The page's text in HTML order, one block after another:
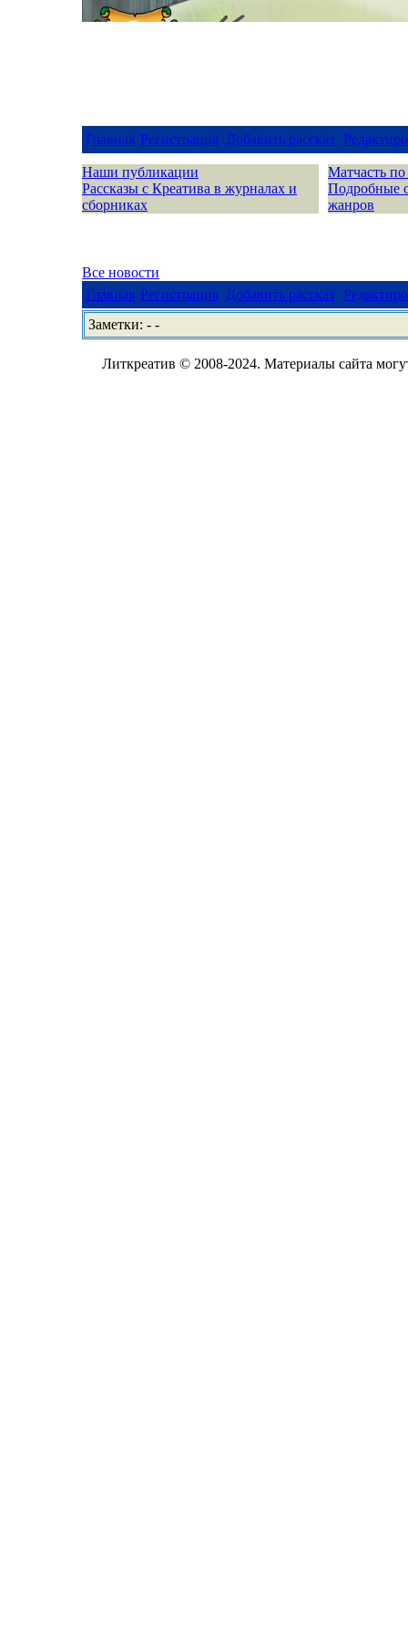
Главная Регистрация Добавить рассказ
Наши публикации
Рассказы с Креатива в журналах и
сборниках
Матчасть
Подробные
жанров
Все новости
Главная Регистрация Добавить рассказ
Заметки: - -
Литкреатив © 2008-2024. Материалы сайта